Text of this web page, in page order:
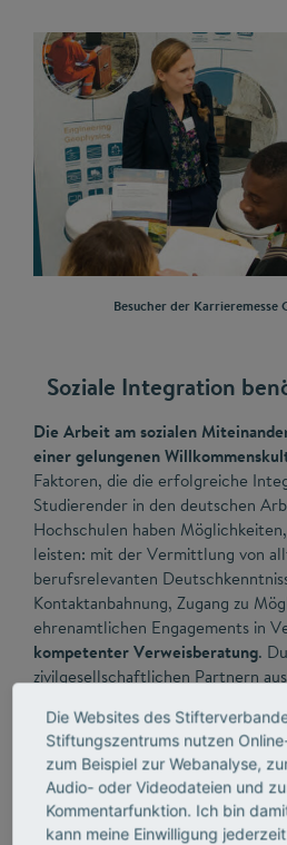
Besucher der Karrieremesse
Soziale Integration
Die Arbeit am sozialen
einer gelungenen
Faktoren, die die erfolgreiche
Studierender in den deutschen
Hochschulen haben
leisten: mit der Vermittlung von
berufsrelevanten
Kontaktanbahnung, Zugang zu
ehrenamtlichen Engagements in
kompetenter Verweisberatung.
zivilgesellschaftlichen Partnern
Vernetzungsprogramme für
Kommilitonen schaffen
soziales und kulturelles
Studierender.
Die Websites des
Stiftungszentrums nutzen
zum Beispiel zur Webanalyse,
Audio- oder Videodateien und
Kommentarfunktion. Ich bin
kann meine Einwilligung